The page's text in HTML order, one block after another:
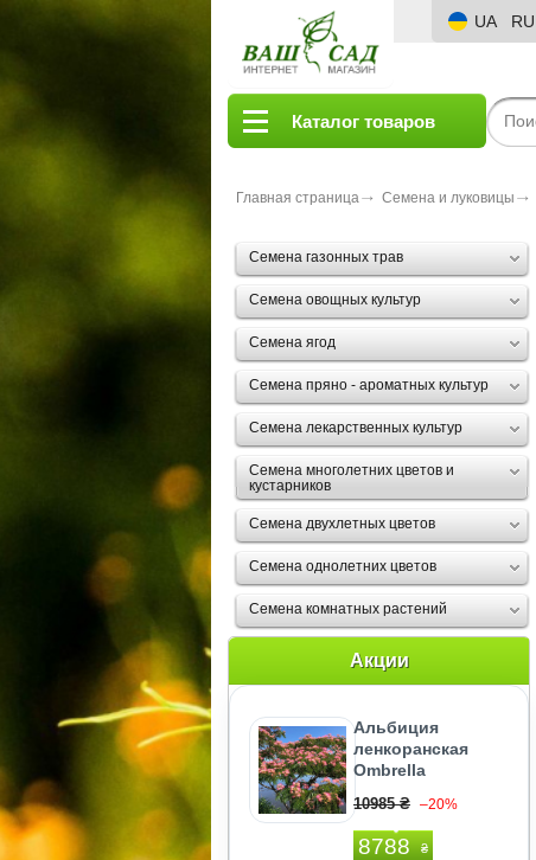
UA RU
Каталог товаров
Главная страница Семена и луковицы
Семена газонных трав
Семена овощных культур
Семена ягод
Семена пряно - ароматных культур
Семена лекарственных культур
Семена многолетних цветов и
кустарников
Семена двухлетных цветов
Семена однолетних цветов
Семена комнатных растений
Акции
Альбиция
ленкоранская
Ombrella
10985 ₴ –20%
8788 ₴